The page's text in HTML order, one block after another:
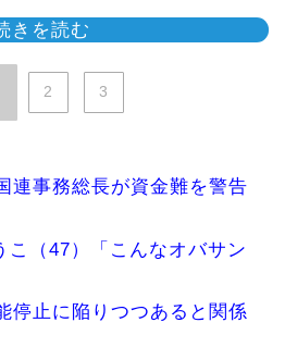
きを読む
2 3
連事務総長が資金難を警告
こ（47）「こんなオバサン
停止に陥りつつあると関係